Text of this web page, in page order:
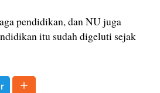
pendidikan, dan NU juga
itu sudah digeluti sejak